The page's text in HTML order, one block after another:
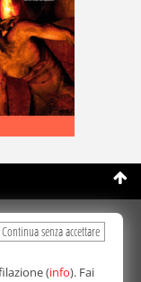
Continua senza accettare
(info). Fai